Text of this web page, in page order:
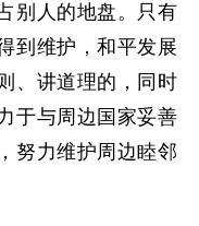
别人的地盘。只有
到维护，和平发展
、讲道理的，同时
于与周边国家妥善
努力维护周边睦邻